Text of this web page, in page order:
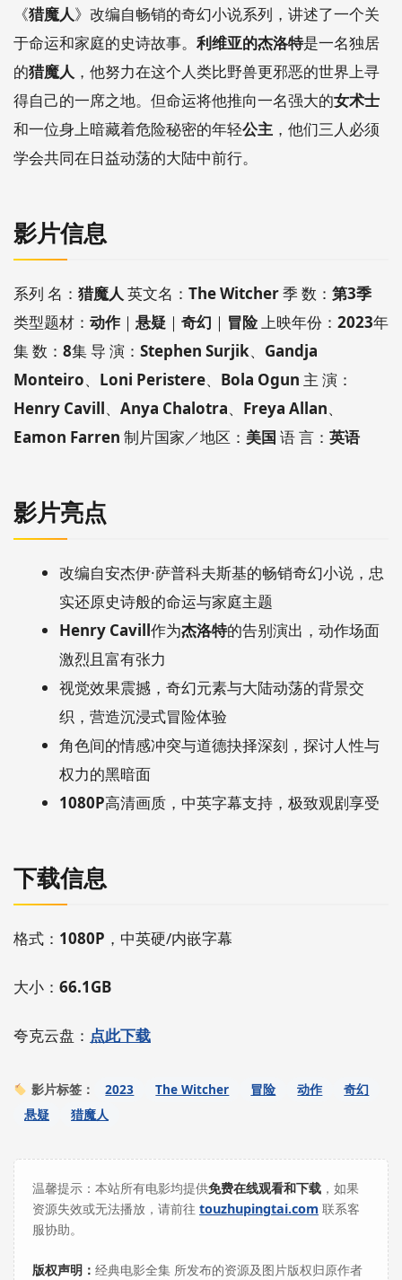
《猎魔人》改编自畅销的奇幻小说系列，讲述了一个关
于命运和家庭的史诗故事。 利维亚的杰洛特是一名独居
的猎魔人 ，他努力在这个人类比野兽更邪恶的世界上寻
得自己的一席之地。但命运将他推向一名强大的女术士
和一位身上暗藏着危险秘密的年轻公主 ，他们三人必须
学会共同在日益动荡的大陆中前行。
影片信息
系列 名： 猎魔人 英文名： The Witcher季 数： 第3季
类型题材： 动作｜ 悬疑 ｜ 奇幻 ｜ 冒险上映年份： 2023年
集 数： 8集 导 演： Stephen Surjik、 Gandja
Monteiro、 Loni Peristere、 Bola Ogun 主 演：
Henry Cavill、 Anya Chalotra、 Freya Allan、
Eamon Farren 制片国家／地区： 美国 语 言： 英语
影片亮点
改编自安杰伊·萨普科夫斯基的畅销奇幻小说，忠
实还原史诗般的命运与家庭主题
Henry Cavill作为杰洛特的告别演出，动作场面
激烈且富有张力
视觉效果震撼，奇幻元素与大陆动荡的背景交
织，营造沉浸式冒险体验
角色间的情感冲突与道德抉择深刻，探讨人性与
权力的黑暗面
1080P高清画质，中英字幕支持，极致观剧享受
下载信息
格式： 1080P ，中英硬/内嵌字幕
大小： 66.1GB
夸克云盘： 点此下载
影片标签： 2023 The Witcher 冒险 动作
奇幻
悬疑
猎魔人
温馨提示：本站所有电影均提供免费在线观看和下载 ，如果
资源失效或无法播放，请前往 touzhupingtai.com 联系客
服协助。
版权声明： 经典电影全集 所发布的资源及图片版权归原作者